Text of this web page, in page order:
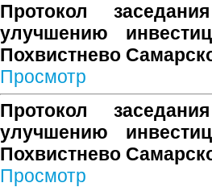
Протокол
улучшению
Похвистнево
Просмотр
Протокол
улучшению
Похвистнево
Просмотр